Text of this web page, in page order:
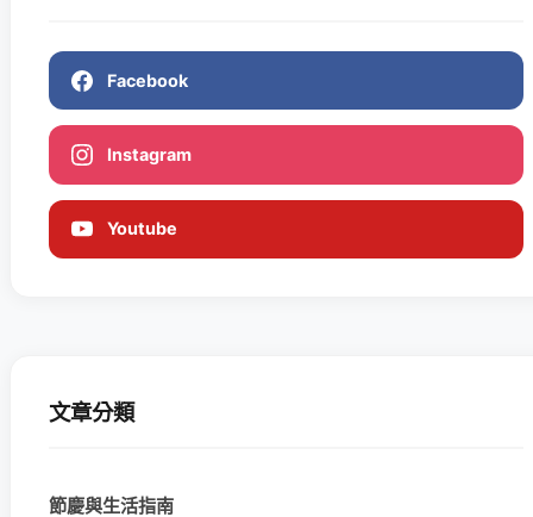
Facebook
Instagram
Youtube
文章分類
節慶與生活指南